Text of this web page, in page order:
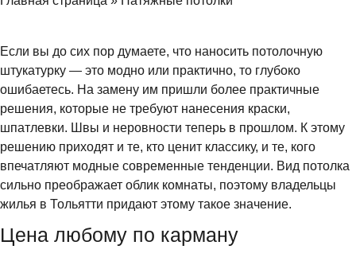
Если вы до сих пор думаете, что наносить потолочную
штукатурку — это модно или практично, то глубоко
ошибаетесь. На замену им пришли более практичные
решения, которые не требуют нанесения краски,
шпатлевки. Швы и неровности теперь в прошлом. К этому
решению приходят и те, кто ценит классику, и те, кого
впечатляют модные современные тенденции. Вид потолка
сильно преображает облик комнаты, поэтому владельцы
жилья в Тольятти придают этому такое значение.
Цена любому по карману